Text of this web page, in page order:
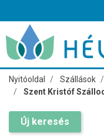
Nyitóoldal Szállások
Szent Kristóf
Új keresés